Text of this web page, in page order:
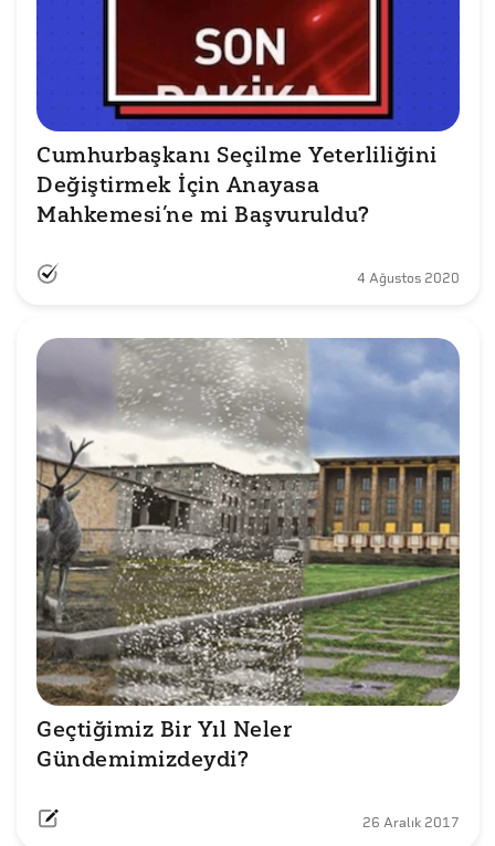
Cumhurbaşkanı Seçilme Yeterliliğini
Değiştirmek İçin Anayasa
Mahkemesi’ne mi Başvuruldu?
4 Ağustos 2020
Geçtiğimiz Bir Yıl Neler
Gündemimizdeydi?
26 Aralık 2017